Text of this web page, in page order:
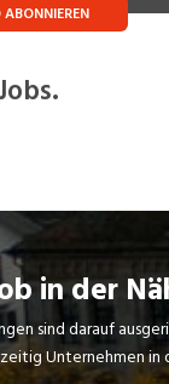
in der
sind darauf
Unternehmen